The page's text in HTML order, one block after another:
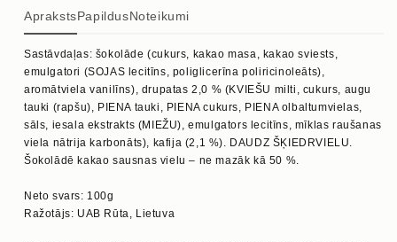
AprakstsPapildusNoteikumi
Sastāvdaļas: šokolāde (cukurs, kakao masa, kakao sviests,
emulgatori (SOJAS lecitīns, poliglicerīna poliricinoleāts),
aromātviela vanilīns), drupatas 2,0 % (KVIEŠU milti, cukurs, augu
tauki (rapšu), PIENA tauki, PIENA cukurs, PIENA olbaltumvielas,
sāls, iesala ekstrakts (MIEŽU), emulgators lecitīns, mīklas raušanas
viela nātrija karbonāts), kafija (2,1 %). DAUDZ ŠĶIEDRVIELU.
Šokolādē kakao sausnas vielu – ne mazāk kā 50 %.
Neto svars: 100g
Ražotājs: UAB Rūta, Lietuva